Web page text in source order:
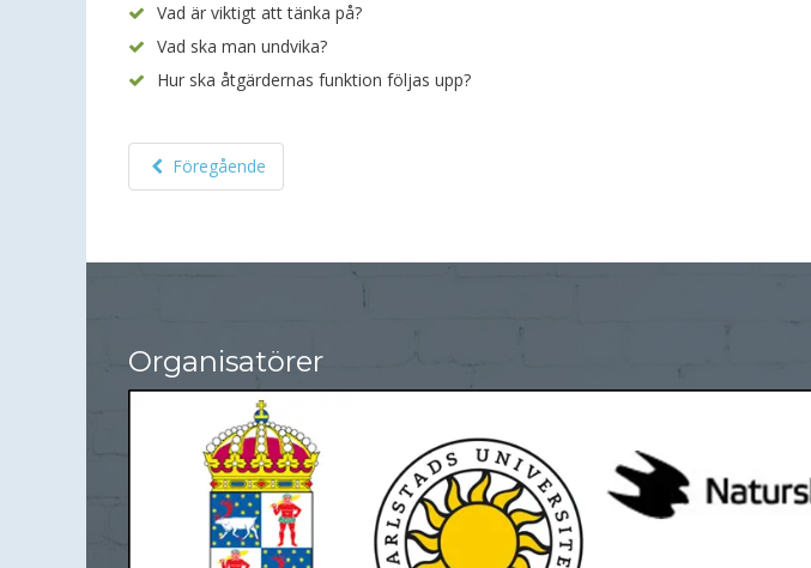
Vad är viktigt att tänka på?
Vad ska man undvika?
Hur ska åtgärdernas funktion följas upp?
Föregående
Organisatörer